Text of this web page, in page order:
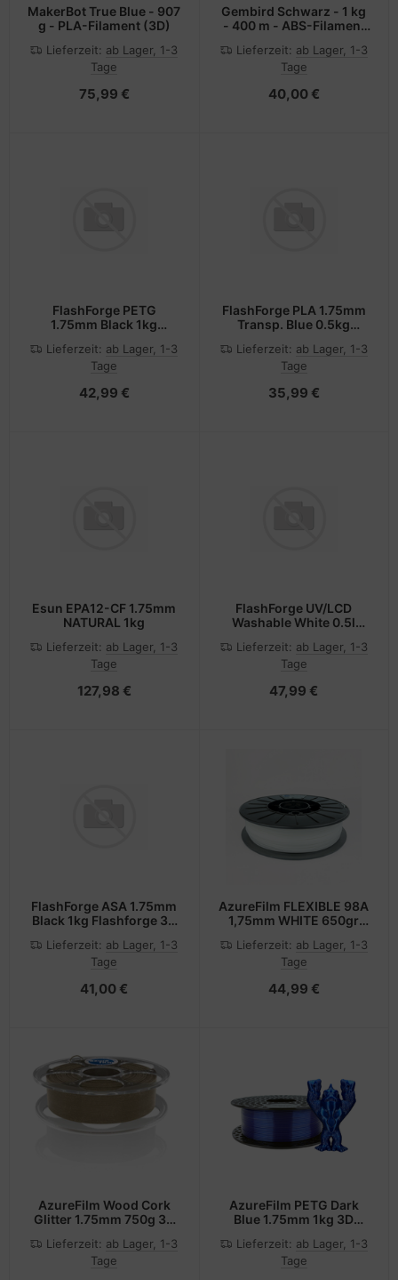
MakerBot True Blue - 907
g - PLA-Filament (3D)
Lieferzeit: ab Lager, 1-3
Tage
75,99 €
Gembird Schwarz - 1 kg
- 400 m - ABS-Filament
Lieferzeit: ab Lager, 1-3
Tage
40,00 €
FlashForge PETG
1.75mm Black 1kg
Lieferzeit: ab Lager, 1-3
Tage
42,99 €
FlashForge PLA 1.75mm
Transp. Blue 0.5kg
Lieferzeit: ab Lager, 1-3
Tage
35,99 €
Esun EPA12-CF 1.75mm
NATURAL 1kg
Lieferzeit: ab Lager, 1-3
Tage
127,98 €
FlashForge UV/LCD
Washable White 0.5l
405nm
Lieferzeit: ab Lager, 1-3
Tage
47,99 €
FlashForge ASA 1.75mm
Black 1kg Flashforge 3D
Lieferzeit: ab Lager, 1-3
Tage
41,00 €
AzureFilm FLEXIBLE 98A
1,75mm WHITE 650gr
FILAMENT
Lieferzeit: ab Lager, 1-3
Tage
44,99 €
AzureFilm Wood Cork
Glitter 1.75mm 750g 3D
Lieferzeit: ab Lager, 1-3
Tage
AzureFilm PETG Dark
Blue 1.75mm 1kg 3D
Lieferzeit: ab Lager, 1-3
Tage